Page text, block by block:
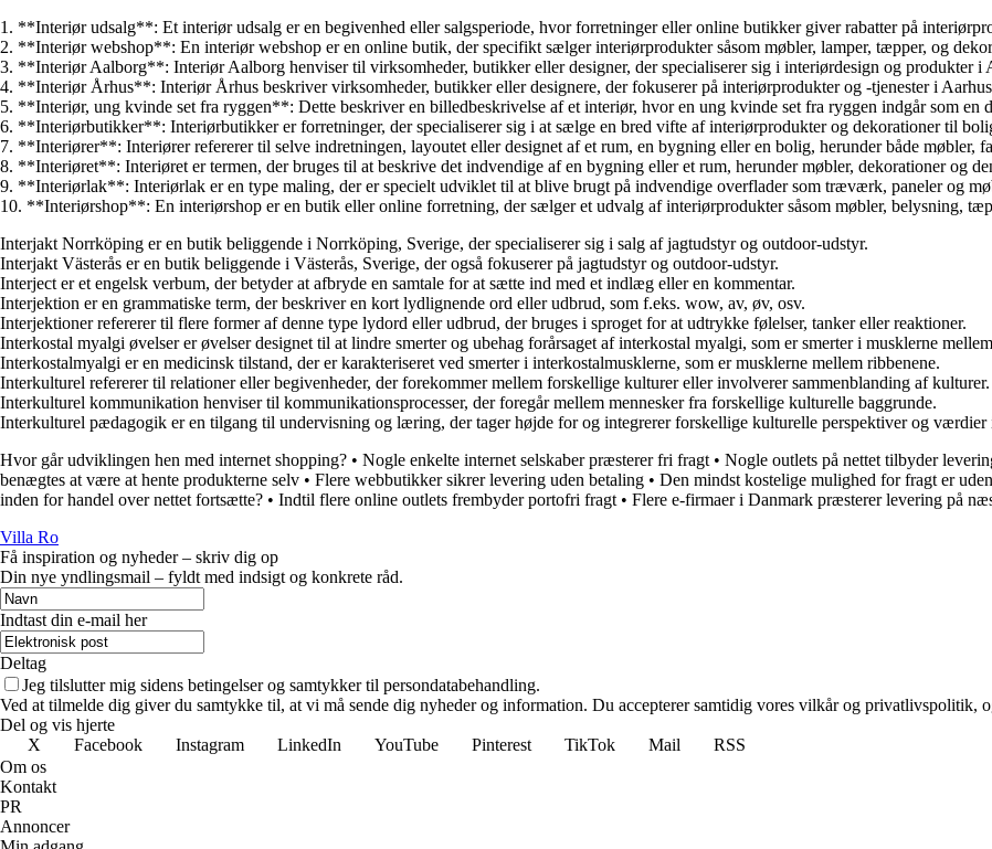
1. **Interiør udsalg**: Et interiør udsalg er en begivenhed eller salgsperiode, hvor forretninger eller online butikker giver rabatter på
2. **Interiør webshop**: En interiør webshop er en online butik, der specifikt sælger interiørprodukter såsom møbler, lamper, tæpper, og
3. **Interiør Aalborg**: Interiør Aalborg henviser til virksomheder, butikker eller designer, der specialiserer sig i interiørdesign og produkter i
4. **Interiør Århus**: Interiør Århus beskriver virksomheder, butikker eller designere, der fokuserer på interiørprodukter og -tjenester i
5. **Interiør, ung kvinde set fra ryggen**: Dette beskriver en billedbeskrivelse af et interiør, hvor en ung kvinde set fra ryggen indgår som en
6. **Interiørbutikker**: Interiørbutikker er forretninger, der specialiserer sig i at sælge en bred vifte af interiørprodukter og dekorationer til
7. **Interiører**: Interiører refererer til selve indretningen, layoutet eller designet af et rum, en bygning eller en bolig, herunder både møbler,
8. **Interiøret**: Interiøret er termen, der bruges til at beskrive det indvendige af en bygning eller et rum, herunder møbler, dekorationer og
9. **Interiørlak**: Interiørlak er en type maling, der er specielt udviklet til at blive brugt på indvendige overflader som træværk, paneler og
10. **Interiørshop**: En interiørshop er en butik eller online forretning, der sælger et udvalg af interiørprodukter såsom møbler, belysning,
Interjakt Norrköping er en butik beliggende i Norrköping, Sverige, der specialiserer sig i salg af jagtudstyr og outdoor-udstyr.
Interjakt Västerås er en butik beliggende i Västerås, Sverige, der også fokuserer på jagtudstyr og outdoor-udstyr.
Interject er et engelsk verbum, der betyder at afbryde en samtale for at sætte ind med et indlæg eller en kommentar.
Interjektion er en grammatiske term, der beskriver en kort lydlignende ord eller udbrud, som f.eks. wow, av, øv, osv.
Interjektioner refererer til flere former af denne type lydord eller udbrud, der bruges i sproget for at udtrykke følelser, tanker eller reaktioner.
Interkostal myalgi øvelser er øvelser designet til at lindre smerter og ubehag forårsaget af interkostal myalgi, som er smerter i musklerne
Interkostalmyalgi er en medicinsk tilstand, der er karakteriseret ved smerter i interkostalmusklerne, som er musklerne mellem ribbenene.
Interkulturel refererer til relationer eller begivenheder, der forekommer mellem forskellige kulturer eller involverer sammenblanding af kulturer.
Interkulturel kommunikation henviser til kommunikationsprocesser, der foregår mellem mennesker fra forskellige kulturelle baggrunde.
Interkulturel pædagogik er en tilgang til undervisning og læring, der tager højde for og integrerer forskellige kulturelle perspektiver og værdier
Hvor går udviklingen hen med internet shopping? • Nogle enkelte internet selskaber præsterer fri fragt • Nogle outlets på nettet tilbyder
benægtes at være at hente produkterne selv • Flere webbutikker sikrer levering uden betaling • Den mindst kostelige mulighed for fragt er
inden for handel over nettet fortsætte? • Indtil flere online outlets frembyder portofri fragt • Flere e-firmaer i Danmark præsterer levering på
Villa Ro
Få inspiration og nyheder – skriv dig op
Din nye yndlingsmail – fyldt med indsigt og konkrete råd.
Indtast din e-mail her
Deltag
Jeg tilslutter mig sidens betingelser og samtykker til persondatabehandling.
Ved at tilmelde dig giver du samtykke til, at vi må sende dig nyheder og information. Du accepterer samtidig vores vilkår og privatlivspolitik,
Del og vis hjerte
X
Facebook Instagram LinkedIn YouTube Pinterest TikTok Mail
RSS
Om os
Kontakt
PR
Annoncer